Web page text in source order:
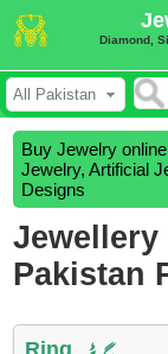
Diamond,
Buy Jewelry
Jewelry, Artificial
Designs
Pakistan